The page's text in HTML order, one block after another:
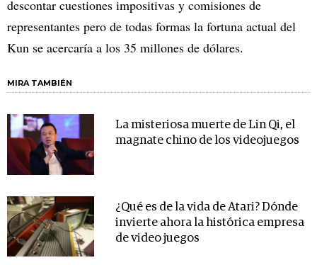
descontar cuestiones impositivas y comisiones de
representantes pero de todas formas la fortuna actual del
Kun se acercaría a los 35 millones de dólares.
MIRA TAMBIÉN
La misteriosa muerte de Lin Qi, el
magnate chino de los videojuegos
¿Qué es de la vida de Atari? Dónde
invierte ahora la histórica empresa
de video juegos